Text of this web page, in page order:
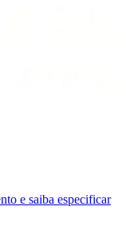
e saiba especificar